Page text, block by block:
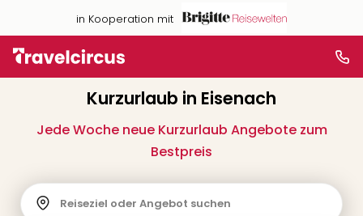
in Kooperation mit
Kurzurlaub in Eisenach
Jede Woche neue Kurzurlaub Angebote zum
Bestpreis
Reiseziel oder Angebot suchen